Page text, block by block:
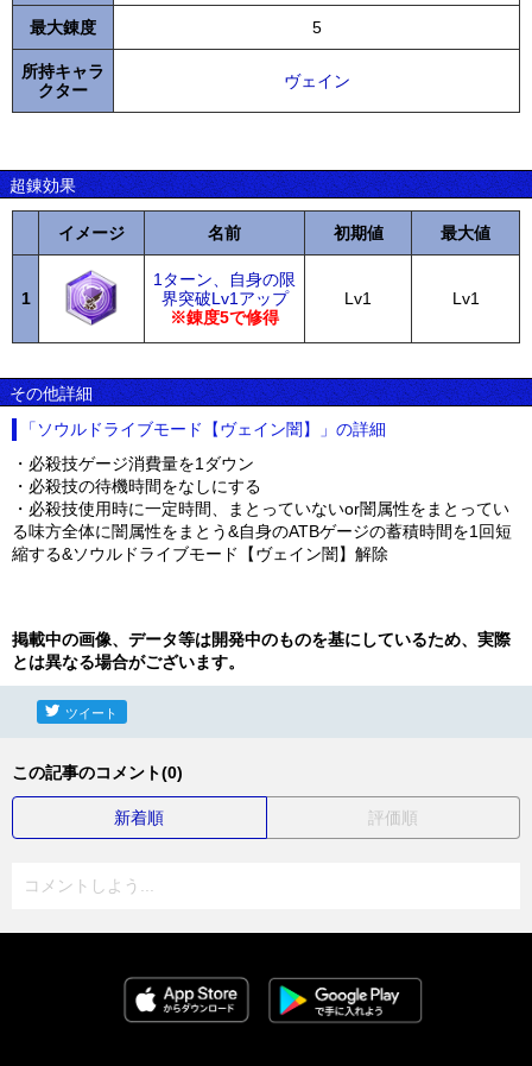
最大錬度 5
所持キャラ
クター
ヴェイン
超錬効果
イメージ 名前 初期値 最大値
1
1ターン、自身の限
界突破Lv1アップ
※錬度5で修得
Lv1 Lv1
その他詳細
「ソウルドライブモード【ヴェイン闇】」の詳細
・必殺技ゲージ消費量を1ダウン
・必殺技の待機時間をなしにする
・必殺技使用時に一定時間、まとっていないor闇属性をまとってい
る味方全体に闇属性をまとう&自身のATBゲージの蓄積時間を1回短
縮する&ソウルドライブモード【ヴェイン闇】解除
掲載中の画像、データ等は開発中のものを基にしているため、実際
とは異なる場合がございます。
ツイート
この記事のコメント(0)
新着順 評価順
コメントしよう...